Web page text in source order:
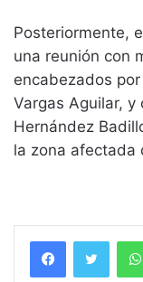
Posteriormente,
una reunión con
encabezados
Vargas Aguilar, y
Hernández
la zona afectada